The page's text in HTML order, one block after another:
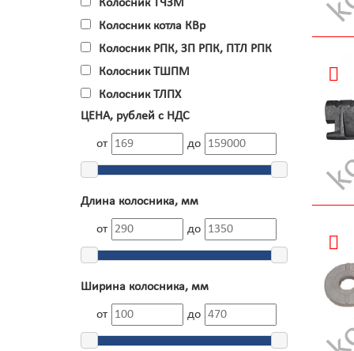
Колосник ТЧЗМ
Колосник котла КВр
Колосник РПК, ЗП РПК, ПТЛ РПК
Колосник ТШПМ
Колосник ТЛПХ
ЦЕНА, рублей с НДС
от до
Длина колосника, мм
от до
Ширина колосника, мм
от до